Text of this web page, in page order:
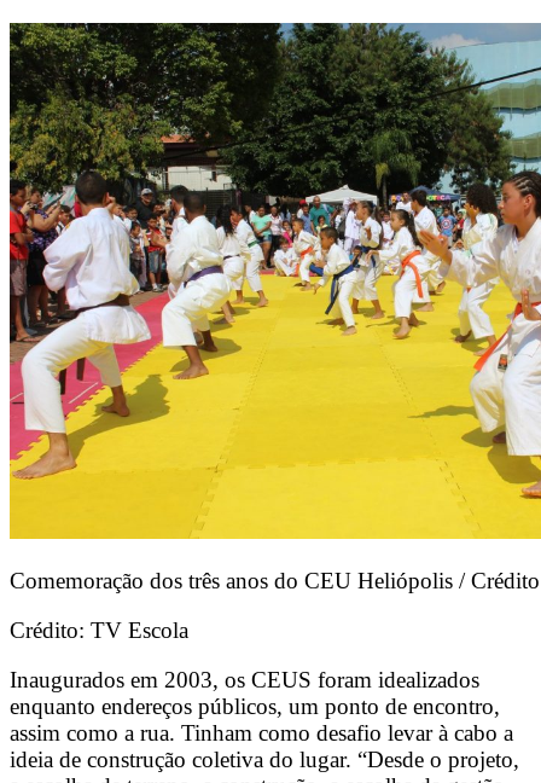
Comemoração dos três anos do CEU Heliópolis /
Crédito: TV Escola
Inaugurados em 2003, os CEUS foram idealizados
enquanto endereços públicos, um ponto de encontro,
assim como a rua. Tinham como desafio levar à cabo a
ideia de construção coletiva do lugar. “Desde o projeto,